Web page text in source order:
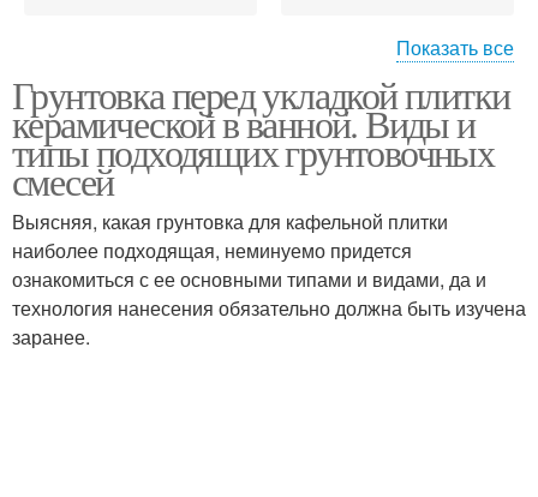
Грунтовка для фанеры
Грунтовка на старую
плитку
Грунтовка для укладки
Показать все
Грунтовка перед укладкой плитки
керамической в ванной. Виды и
типы подходящих грунтовочных
смесей
Выясняя, какая грунтовка для кафельной плитки
наиболее подходящая, неминуемо придется
ознакомиться с ее основными типами и видами, да и
технология нанесения обязательно должна быть изучена
заранее.